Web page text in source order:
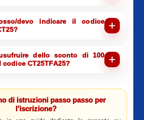
devo indicare il codice
dello sconto di 100
CT25TFA25?
di istruzioni passo passo per
l’iscrizione?